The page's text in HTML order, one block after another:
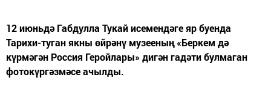
12 июньдә Габдулла Тукай исемендәге яр буенда
Тарихи-туган якны өйрәнү музееның «Беркем дә
күрмәгән Россия Геройлары» дигән гадәти булмаган
фотокүргәзмәсе ачылды.